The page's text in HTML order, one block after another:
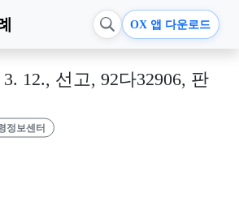
OX 앱 다운로드
12., 선고, 92다32906, 판
정보센터